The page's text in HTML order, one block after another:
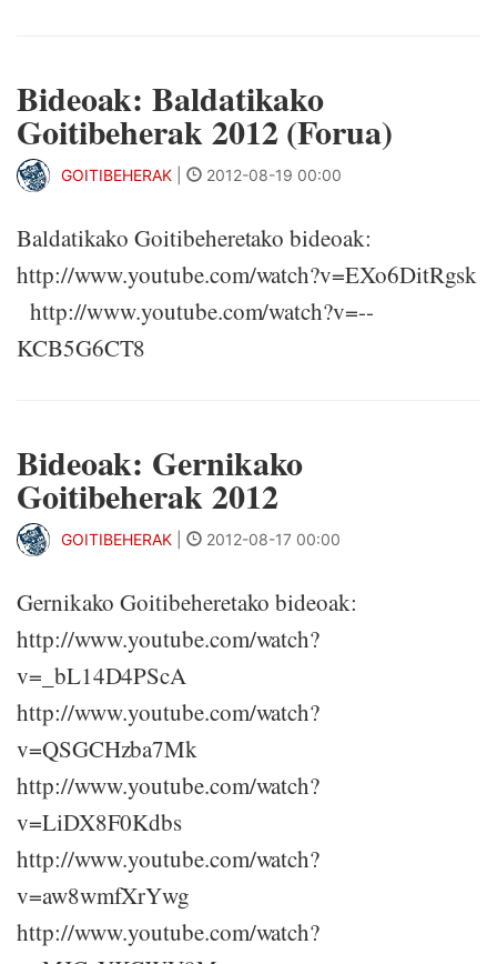
Bideoak: Baldatikako
Goitibeherak 2012 (Forua)
GOITIBEHERAK 2012-08-19 00:00
Baldatikako Goitibeheretako bideoak:
http://www.youtube.com/watch?v=EXo6DitRgsk
http://www.youtube.com/watch?v=--
KCB5G6CT8
Bideoak: Gernikako
Goitibeherak 2012
GOITIBEHERAK 2012-08-17 00:00
Gernikako Goitibeheretako bideoak:
http://www.youtube.com/watch?
v=_bL14D4PScA
http://www.youtube.com/watch?
v=QSGCHzba7Mk
http://www.youtube.com/watch?
v=LiDX8F0Kdbs
http://www.youtube.com/watch?
v=aw8wmfXrYwg
http://www.youtube.com/watch?